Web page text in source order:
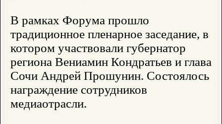
В рамках Форума прошло
традиционное пленарное заседание, в
котором участвовали губернатор
региона Вениамин Кондратьев и глава
Сочи Андрей Прошунин. Состоялось
награждение сотрудников
медиаотрасли.